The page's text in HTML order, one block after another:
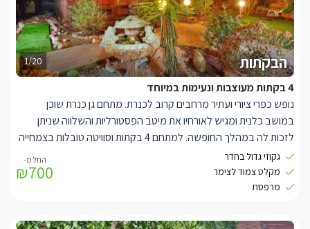
1/20 הבקתות
4 בקתות מעוצבות ונעימות במיוחד
נופש כפרי ציורי ועתיר מרחבים קרוב לכנרת. מתחם גן כנרת שוכן
במושב כלנית ומגיש לאורחיו את מיטב הפסטורליות והשלווה שניתן
לזכות לה במהלך החופשה. למתחם 4 בקתות וסוויטה טובלות בצמחייה
ירוקה ומתאימות לאירוח זוגות או משפחות עד 2 ילדים. פנים הבקתות
בעיצוב דומה, בריהוט עץ כפרי ותאורה רומנטית. המיטה הזוגית הגדולה
ניצבת במרכז ולצידה ג'קוזי מרובע גדול עטוף אבן. לרשותכם מרפסת
בריכה גדולה ובנויה, פינות פיקניק מוצלות וצמחייה עשירה במיוחד.
גקוזי גדול בחדר
מקלט צמוד לצימר
מרפסת
₪700